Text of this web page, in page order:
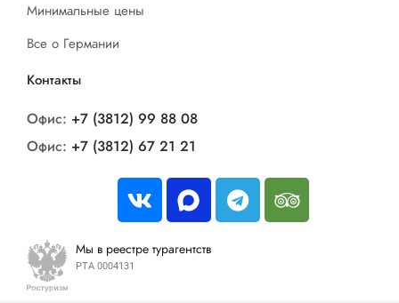
Минимальные цены
Все о Германии
Контакты
Офис: +7 (3812) 99 88 08
Офис: +7 (3812) 67 21 21
Мы в реестре турагентств
РТА 0004131